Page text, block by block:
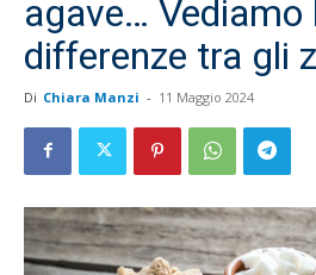
agave… Vediamo
differenze tra gli
Di Chiara Manzi - 11 Maggio 2024